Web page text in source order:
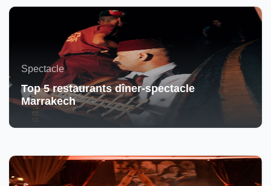
Spectacle
Top 5 restaurants dîner-spectacle
Marrakech